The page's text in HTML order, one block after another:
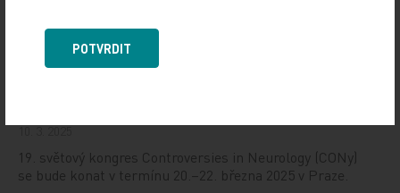
Doporučené
19. světový kongres Controversies in Neurology
10. 3. 2025
19. světový kongres Controversies in Neurology (CONy)
se bude konat v termínu 20.–22. března 2025 v Praze.
POTVRDIT